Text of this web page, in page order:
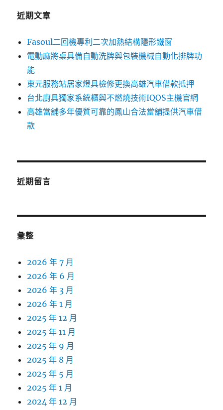
近期文章
Fasoul二回機專利二次加熱結構隱形鐵窗
電動麻將桌具備自動洗牌與包裝機械自動化排牌功
能
東元服務站居家燈具檢修更換高雄汽車借款抵押
台北廚具獨家系統櫃與不燃燒技術IQOS主機官網
高雄當舖多年優質可靠的鳳山合法當舖提供汽車借
款
近期留言
彙整
2026 年 7 月
2026 年 6 月
2026 年 3 月
2026 年 1 月
2025 年 12 月
2025 年 11 月
2025 年 9 月
2025 年 8 月
2025 年 5 月
2025 年 1 月
2024 年 12 月